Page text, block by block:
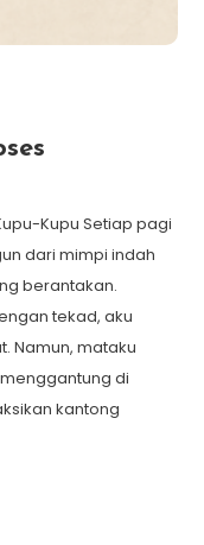
Kupu Setiap pagi
dari mimpi indah
berantakan.
tekad, aku
Namun, mataku
di
kantong